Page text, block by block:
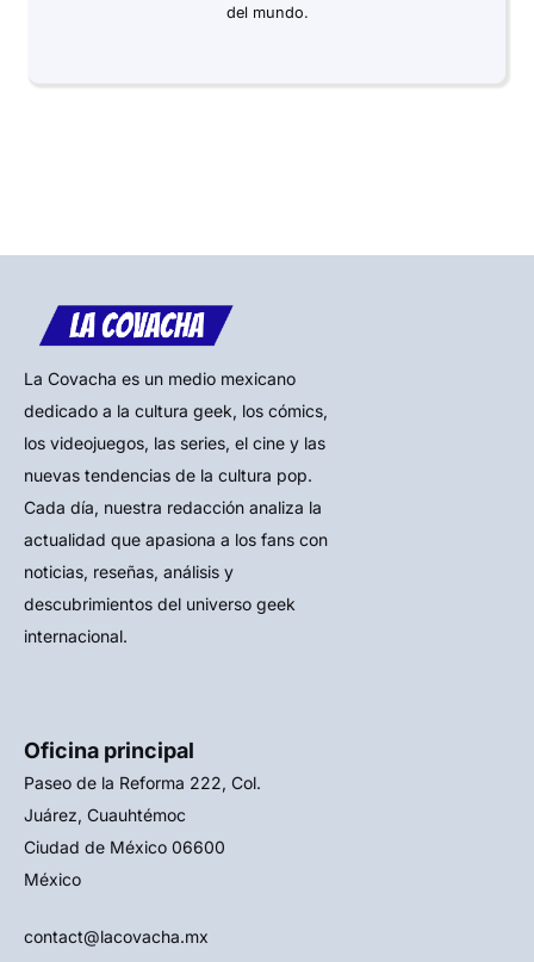
del mundo.
La Covacha es un medio mexicano
dedicado a la cultura geek, los cómics,
los videojuegos, las series, el cine y las
nuevas tendencias de la cultura pop.
Cada día, nuestra redacción analiza la
actualidad que apasiona a los fans con
noticias, reseñas, análisis y
descubrimientos del universo geek
internacional.
Oficina principal
Paseo de la Reforma 222, Col.
Juárez, Cuauhtémoc
Ciudad de México 06600
México
contact@lacovacha.mx